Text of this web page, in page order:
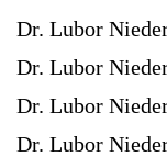
Dr. Lubor
Dr. Lubor
Dr. Lubor
Dr. Lubor